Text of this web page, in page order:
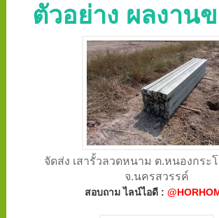
ตัวอย่าง ผลงานข
จัดส่ง เสารั้วลวดหนาม ต.หนองกระ
จ.นครสวรรค์
สอบถาม ไลน์ไอดี :